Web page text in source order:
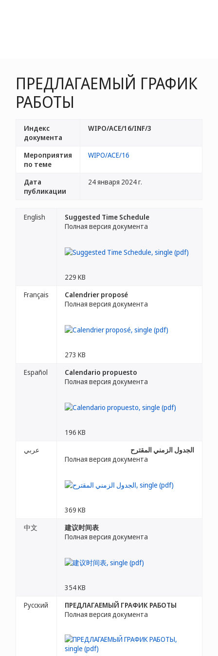
ПРЕДЛАГАЕМЫЙ ГРАФИК
РАБОТЫ
Индекс
документа
WIPO/ACE/16/INF/3
Мероприятия
по теме
WIPO/ACE/16
Дата
публикации
24 января 2024 г.
English
Suggested Time Schedule
Полная версия документа
229 KB
Français
Calendrier proposé
Полная версия документа
273 KB
Español
Calendario propuesto
Полная версия документа
196 KB
عربي
الجدول الزمني المقترح
Полная версия документа
369 KB
中文
建议时间表
Полная версия документа
354 KB
Русский
ПРЕДЛАГАЕМЫЙ ГРАФИК РАБОТЫ
Полная версия документа